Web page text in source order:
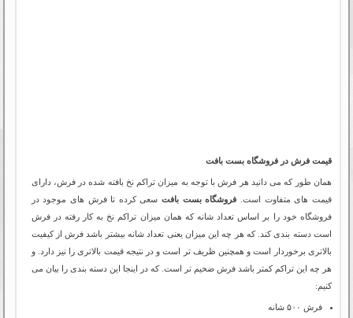
قیمت فرش در فروشگاه بست بافت
همان طور که می دانید هر فرش با توجه به میزان تراکم نخ بافته شده در فرش، دارای
قیمت های متفاوت است. فروشگاه بست بافتسعی کرده تا فرش های موجود در
فروشگاه خود را بر اساس تعداد شانه که همان میزان تراکم نخ به کار رفته در فرش
است دسته بندی کند. که هر چه این میزان یعنی تعداد شانه بیشتر باشد فرش از کیفیت
بالاتری برخوردار است و همچنین ظریف تر است و در نتیجه قیمت بالاتری را نیز دارد. و
هر چه این تراکم کمتر باشد فرش ضخیم تر است. که در اینجا این دسته بندی را بیان می
کنیم:
فرش ۵۰۰ شانه